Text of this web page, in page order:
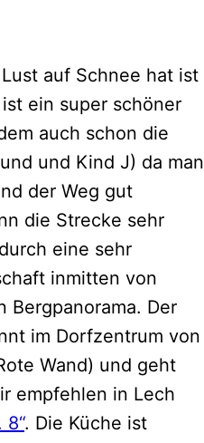
auf Schnee hat ist
ein super schöner
auch schon die
und Kind J) da man
der Weg gut
die Strecke sehr
eine sehr
inmitten von
Bergpanorama. Der
im Dorfzentrum von
Wand) und geht
empfehlen in Lech
8“. Die Küche ist